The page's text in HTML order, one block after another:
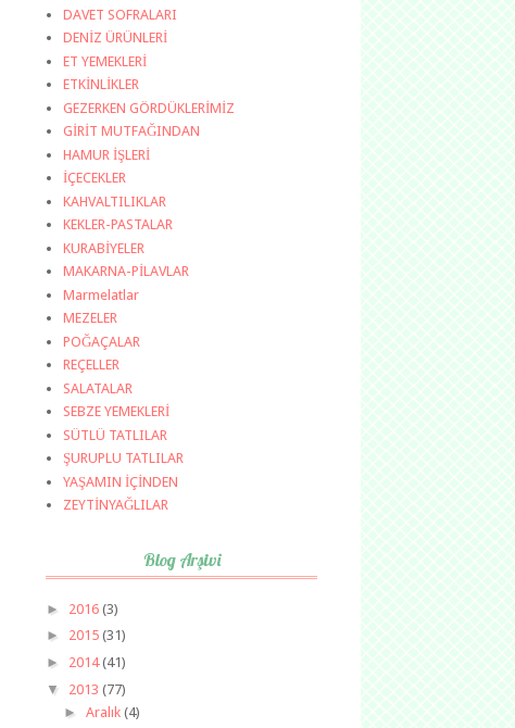
DAVET SOFRALARI
DENİZ ÜRÜNLERİ
ET YEMEKLERİ
ETKİNLİKLER
GEZERKEN GÖRDÜKLERİMİZ
GİRİT MUTFAĞINDAN
HAMUR İŞLERİ
İÇECEKLER
KAHVALTILIKLAR
KEKLER-PASTALAR
KURABİYELER
MAKARNA-PİLAVLAR
Marmelatlar
MEZELER
POĞAÇALAR
REÇELLER
SALATALAR
SEBZE YEMEKLERİ
SÜTLÜ TATLILAR
ŞURUPLU TATLILAR
YAŞAMIN İÇİNDEN
ZEYTİNYAĞLILAR
Blog Arşivi
► 2016 (3)
► 2015 (31)
► 2014(41)
▼ 2013 (77)
► Aralık (4)